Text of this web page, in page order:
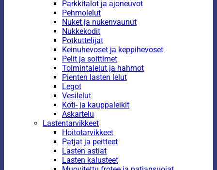
Parkkitalot ja ajoneuvot
Pehmolelut
Nuket ja nukenvaunut
Nukkekodit
Potkuttelijat
Keinuhevoset ja keppihevoset
Pelit ja soittimet
Toimintalelut ja hahmot
Pienten lasten lelut
Legot
Vesilelut
Koti- ja kauppaleikit
Askartelu
Lastentarvikkeet
Hoitotarvikkeet
Patjat ja peitteet
Lasten astiat
Lasten kalusteet